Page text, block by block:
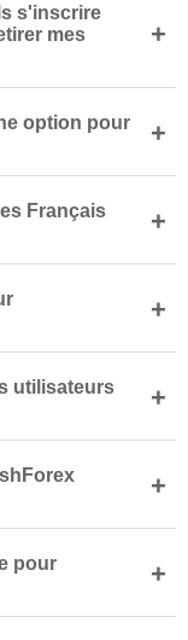
s'inscrire
mes
+
option pour
+
Français
+
+
utilisateurs
+
+
pour
+